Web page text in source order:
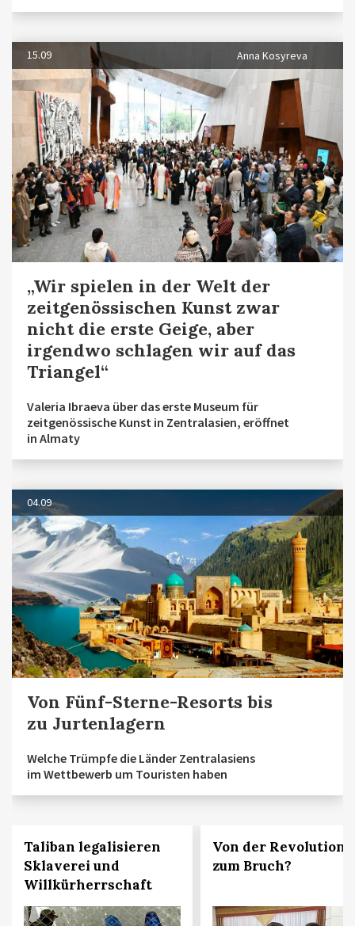
15.09 Anna Kosyreva
„Wir spielen in der Welt der
zeitgenössischen Kunst zwar
nicht die erste Geige, aber
irgendwo schlagen wir auf das
Triangel“
Valeria Ibraeva über das erste Museum für
zeitgenössische Kunst in Zentralasien, eröffnet
in Almaty
04.09
Von Fünf-Sterne-Resorts bis
zu Jurtenlagern
Welche Trümpfe die Länder Zentralasiens
im Wettbewerb um Touristen haben
Taliban legalisieren
Sklaverei und
Willkürherrschaft
Von der Revolution
zum Bruch?